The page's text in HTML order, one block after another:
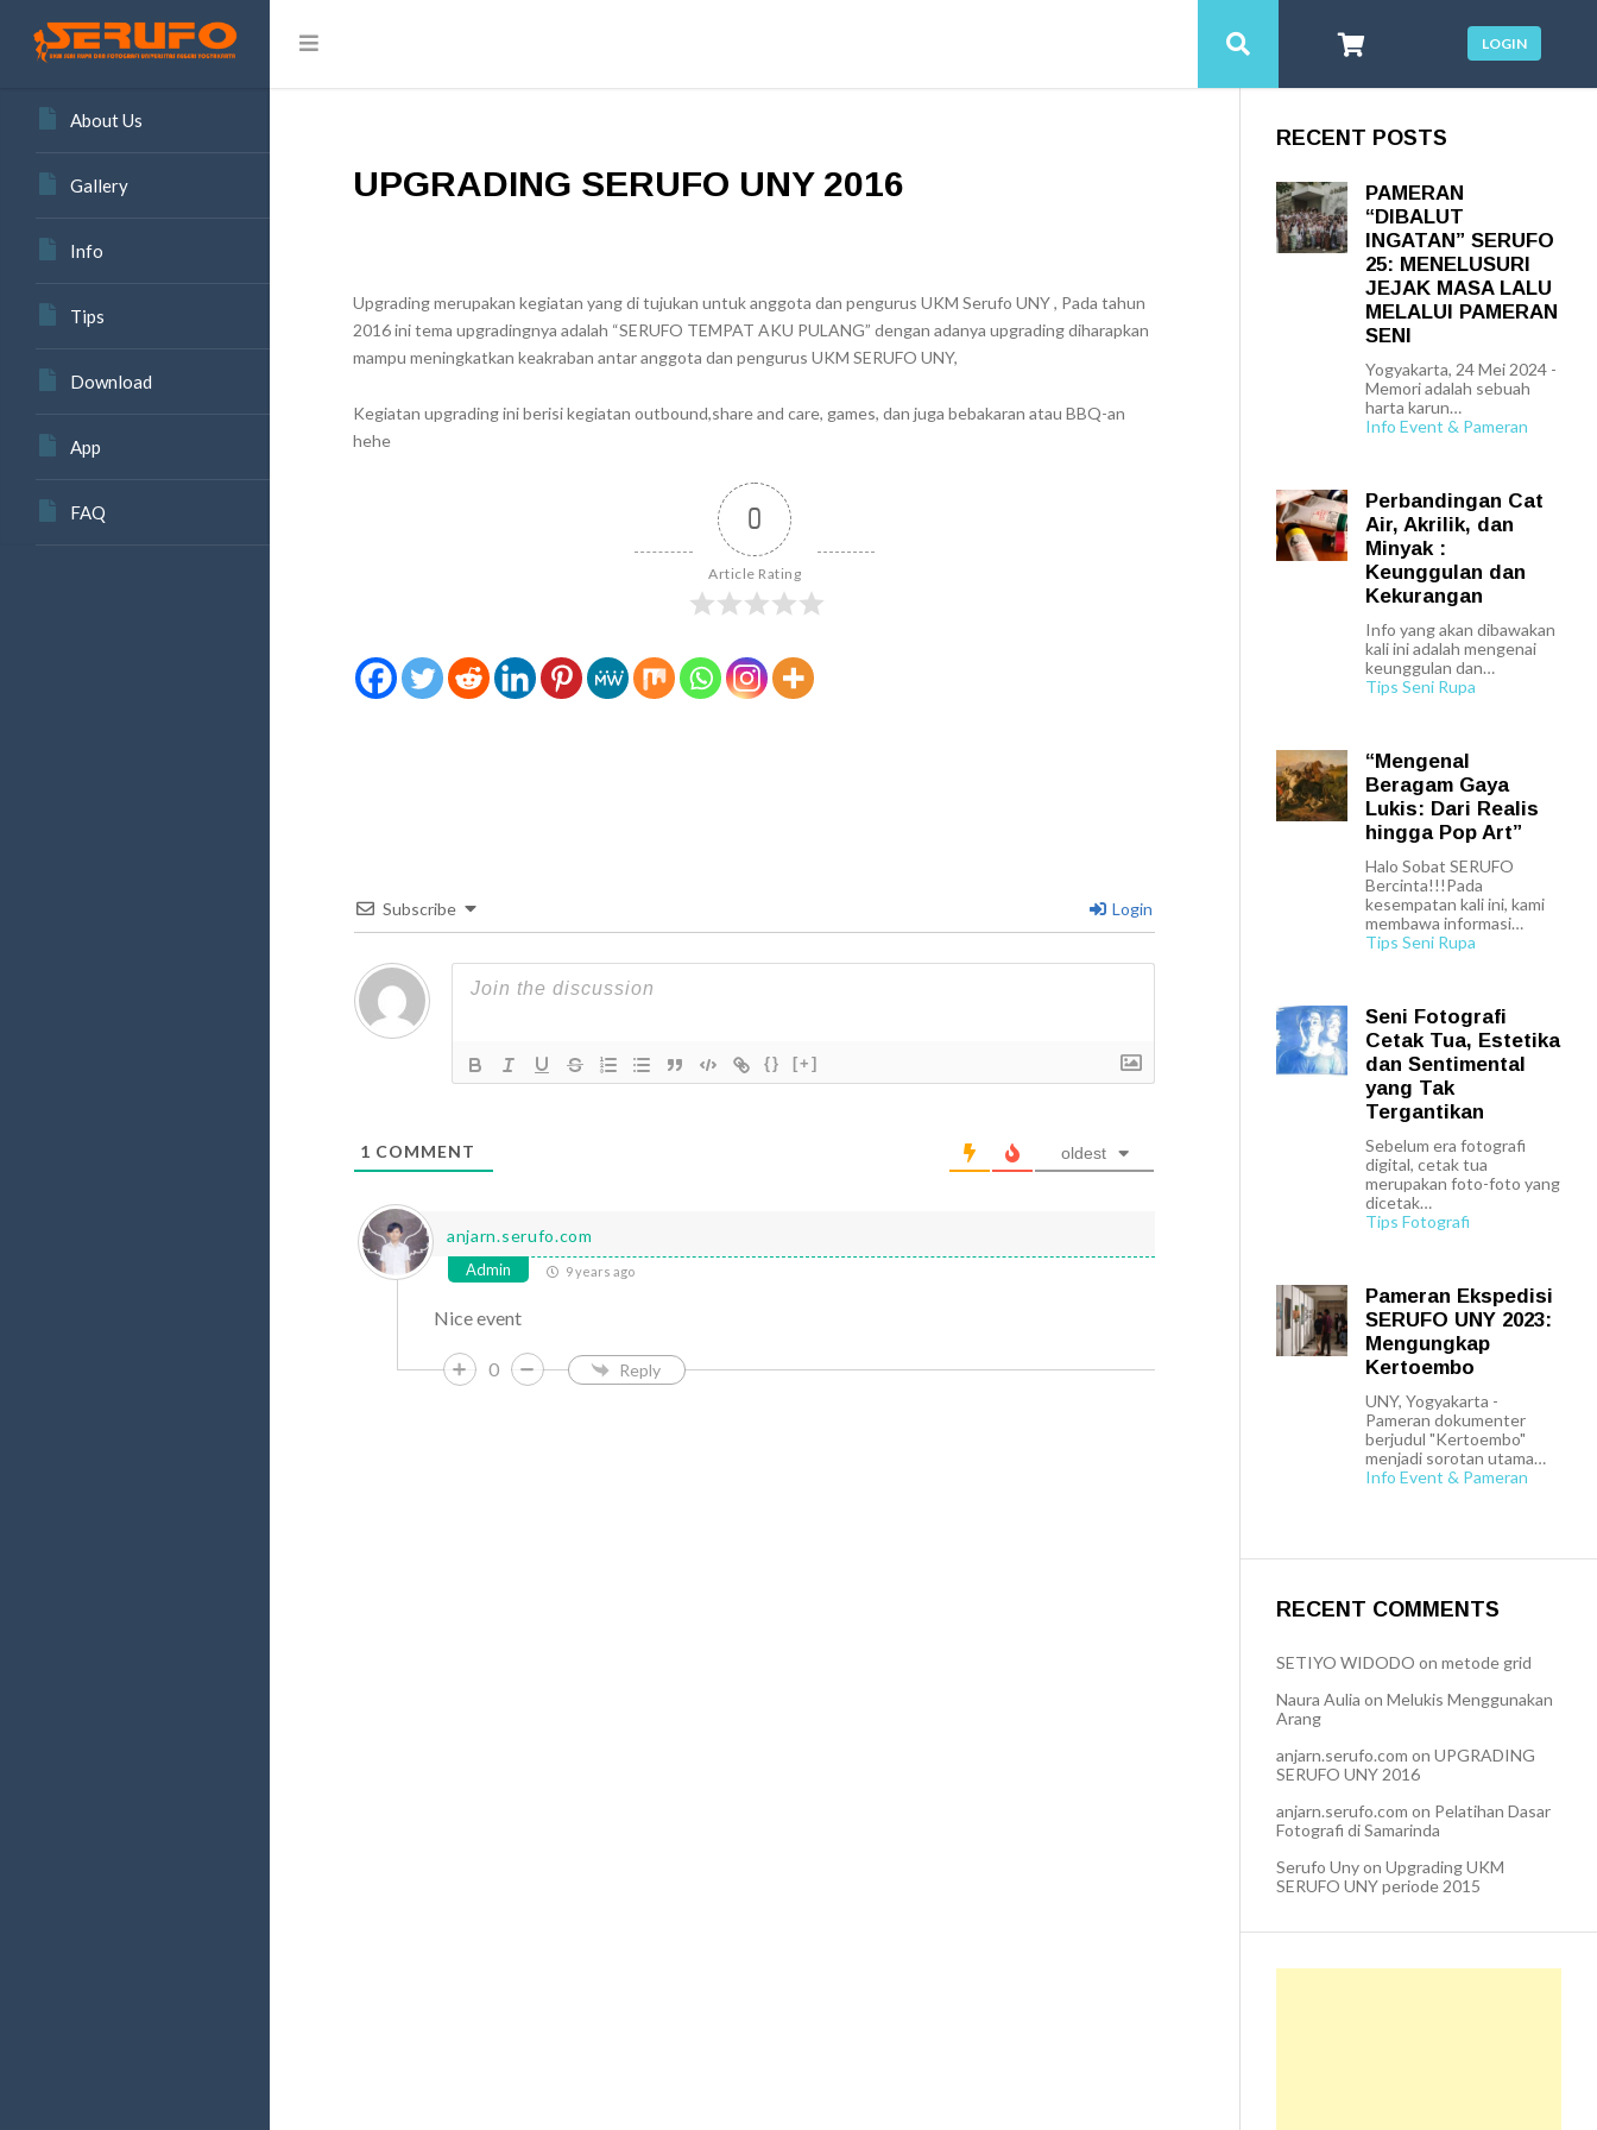
LOGIN
About Us
Gallery
Info
Tips
Download
App
FAQ
UPGRADING SERUFO UNY 2016
Upgrading merupakan kegiatan yang di tujukan untuk anggota dan pengurus UKM Serufo UNY , Pada tahun
2016 ini tema upgradingnya adalah “SERUFO TEMPAT AKU PULANG” dengan adanya upgrading diharapkan
mampu meningkatkan keakraban antar anggota dan pengurus UKM SERUFO UNY,
Kegiatan upgrading ini berisi kegiatan outbound,share and care, games, dan juga bebakaran atau BBQ-an
hehe
0
Article Rating
Subscribe Login
{} [+]
1 COMMENT oldest
anjarn.serufo.com
Admin 9 years ago
Nice event
0 Reply
RECENT POSTS
PAMERAN
“DIBALUT
INGATAN” SERUFO
25: MENELUSURI
JEJAK MASA LALU
MELALUI PAMERAN
SENI
Yogyakarta, 24 Mei 2024 -
Memori adalah sebuah
harta karun…
Info Event & Pameran
Perbandingan Cat
Air, Akrilik, dan
Minyak :
Keunggulan dan
Kekurangan
Info yang akan dibawakan
kali ini adalah mengenai
keunggulan dan…
Tips Seni Rupa
“Mengenal
Beragam Gaya
Lukis: Dari Realis
hingga Pop Art”
Halo Sobat SERUFO
Bercinta!!!Pada
kesempatan kali ini, kami
membawa informasi…
Tips Seni Rupa
Seni Fotografi
Cetak Tua, Estetika
dan Sentimental
yang Tak
Tergantikan
Sebelum era fotografi
digital, cetak tua
merupakan foto-foto yang
dicetak…
Tips Fotografi
Pameran Ekspedisi
SERUFO UNY 2023:
Mengungkap
Kertoembo
UNY, Yogyakarta -
Pameran dokumenter
berjudul "Kertoembo"
menjadi sorotan utama…
Info Event & Pameran
RECENT COMMENTS
SETIYO WIDODO on metode grid
Naura Aulia on Melukis Menggunakan
Arang
anjarn.serufo.com on UPGRADING
SERUFO UNY 2016
anjarn.serufo.com on Pelatihan Dasar
Fotografi di Samarinda
Serufo Unyon Upgrading UKM
SERUFO UNY periode 2015